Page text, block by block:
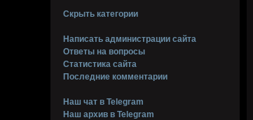
Скрыть категории
Написать администрации сайта
Ответы на вопросы
Статистика сайта
Последние комментарии
Наш чат в Telegram
Наш архив в Telegram